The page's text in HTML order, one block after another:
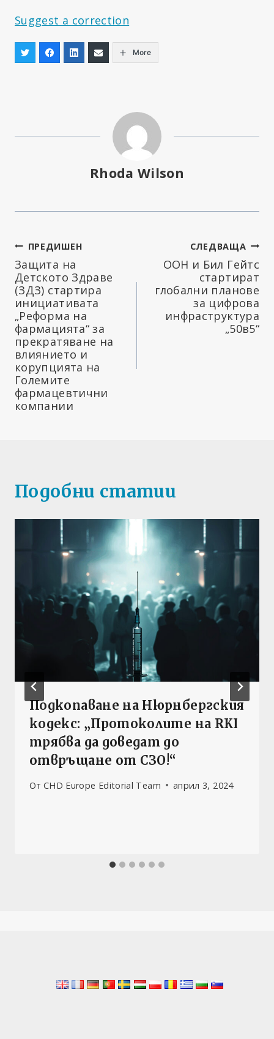
Suggest a correction
More
Rhoda Wilson
Навигация
ПРЕДИШЕН
Защита на
Детското Здраве
(ЗДЗ) стартира
инициативата
„Реформа на
фармацията“ за
прекратяване на
влиянието и
корупцията на
Големите
фармацевтични
компании
СЛЕДВАЩА
ООН и Бил Гейтс
стартират
глобални планове
за цифрова
инфраструктура
„50в5“
Подобни статии
Подкопаване на Нюрнбергския
кодекс: „Протоколите на RKI
трябва да доведат до
отвръщане от СЗО!“
От CHD Europe Editorial Team април 3, 2024